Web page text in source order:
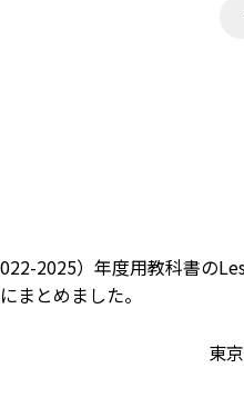
2025）年度用教科書の
まとめました。
東